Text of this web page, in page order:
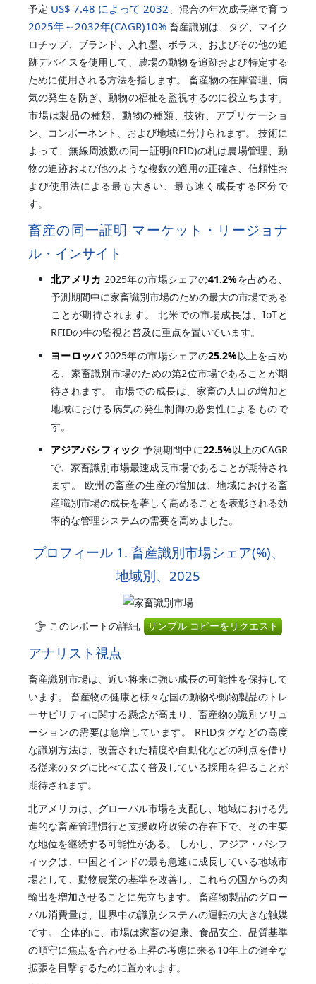
予定 US$ 7.48 によって 2032 、混合の年次成長率で育つ
2025年～2032年(CAGR)10% 畜産識別は、タグ、マイク
ロチップ、ブランド、入れ墨、ボラス、およびその他の追
跡デバイスを使用して、農場の動物を追跡および特定する
ために使用される方法を指します。 畜産物の在庫管理、病
気の発生を防ぎ、動物の福祉を監視するのに役立ちます。
市場は製品の種類、動物の種類、技術、アプリケーショ
ン、コンポーネント、および地域に分けられます。 技術に
よって、無線周波数の同一証明(RFID)の札は農場管理、動
物の追跡および他のような複数の適用の正確さ、信頼性お
よび使用法による最も大きい、最も速く成長する区分で
す。
畜産の同一証明 マーケット・リージョナ
ル・インサイト
北アメリカ 2025年の市場シェアの41.2%を占める、
予測期間中に家畜識別市場のための最大の市場である
ことが期待されます。 北米での市場成長は、IoTと
RFIDの牛の監視と普及に重点を置いています。
ヨーロッパ 2025年の市場シェアの25.2%以上を占め
る、家畜識別市場のための第2位市場であることが期
待されます。 市場での成長は、家畜の人口の増加と
地域における病気の発生制御の必要性によるもので
す。
アジアパシフィック 予測期間中に22.5%以上のCAGR
で、家畜識別市場最速成長市場であることが期待され
ます。 欧州の畜産の生産の増加は、地域における畜
産識別市場の成長を著しく高めることを表彰される効
率的な管理システムの需要を高めました。
プロフィール 1. 畜産識別市場シェア(%)、
地域別、2025
このレポートの詳細, サンプル コピーをリクエスト
アナリスト視点
畜産識別市場は、近い将来に強い成長の可能性を保持して
います。 畜産物の健康と様々な国の動物や動物製品のトレ
ーサビリティに関する懸念が高まり、畜産物の識別ソリュ
ーションの需要は急増しています。 RFIDタグなどの高度
な識別方法は、改善された精度や自動化などの利点を借り
る従来のタグに比べて広く普及している採用を得ることが
期待されます。
北アメリカは、グローバル市場を支配し、地域における先
進的な畜産管理慣行と支援政府政策の存在下で、その主要
な地位を継続する可能性がある。 しかし、アジア・パシフ
ィックは、中国とインドの最も急速に成長している地域市
場として、動物農業の基準を改善し、これらの国からの肉
輸出を増加させることに先立ちます。 畜産物製品のグロー
バル消費量は、世界中の識別システムの運転の大きな触媒
です。 全体的に、市場は家畜の健康、食品安全、品質基準
の順守に焦点を合わせる上昇の考慮に来る10年上の健全な
拡張を目撃するために置かれます。